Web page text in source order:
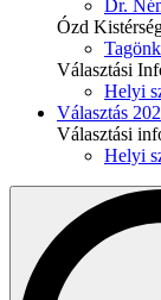
Dr.
Ózd
Választási
Helyi
Választás
Választási
Helyi